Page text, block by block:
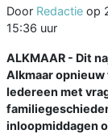
Door Redactie op
15:36 uur
ALKMAAR - Dit
Alkmaar
Iedereen met
inloopmiddagen